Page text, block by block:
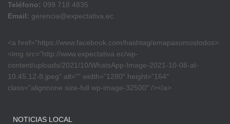
Teléfono: 099 718 4835
Email: gerencia@expectativa.ec
<a href=”https://www.facebook.com/hashtag/emapasomostodos>
<img src=”http://www.expectativa.ec/wp-
content/uploads/2021/10/WhatsApp-Image-2021-10-08-at-
10.45.12-8.jpeg” alt=”” width=”1280″ height=”164″
class=”alignnone size-full wp-image-32500″ /></a>
NOTICIAS LOCAL